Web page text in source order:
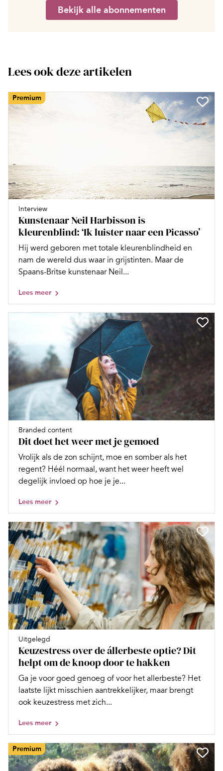
Bekijk alle abonnementen
Lees ook deze artikelen
Premium
Interview
Kunstenaar Neil Harbisson is
kleurenblind: ‘Ik luister naar een Picasso’
Hij werd geboren met totale kleurenblindheid en
nam de wereld dus waar in grijstinten. Maar de
Spaans-Britse kunstenaar Neil...
Lees meer
Branded content
Dit doet het weer met je gemoed
Vrolijk als de zon schijnt, moe en somber als het
regent? Héél normaal, want het weer heeft wel
degelijk invloed op hoe je je...
Lees meer
Uitgelegd
Keuzestress over de állerbeste optie? Dit
helpt om de knoop door te hakken
Ga je voor goed genoeg of voor het allerbeste? Het
laatste lijkt misschien aantrekkelijker, maar brengt
ook keuzestress met zich...
Lees meer
Premium